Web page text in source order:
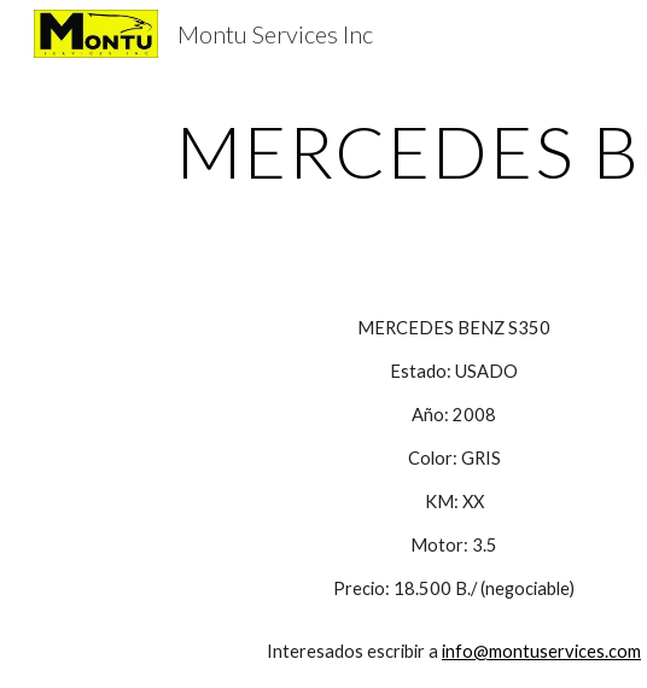
Montu Services Inc
MERCEDES
MERCEDES BENZ S350
Estado: USADO
Año: 2008
Color: GRIS
KM: XX
Motor: 3.5
Precio: 18.500 B./ (negociable)
Interesados escribir a info@montuservices.com